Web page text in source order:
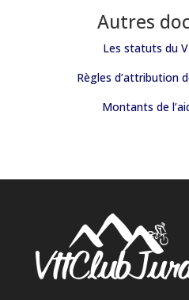
Autres
Les statuts du
Règles d’attribution
Montants de